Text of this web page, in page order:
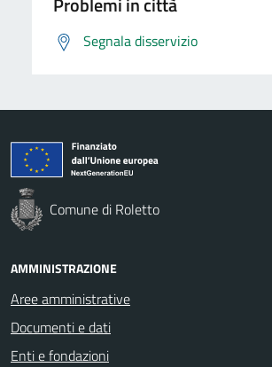
Segnala disservizio
Comune di Roletto
AMMINISTRAZIONE
Aree amministrative
Documenti e dati
Enti e fondazioni